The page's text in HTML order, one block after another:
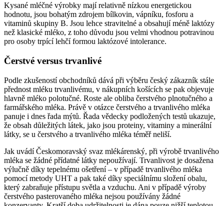
Kysané mléčné výrobky mají relativně nízkou energetickou
hodnotu, jsou bohatým zdrojem bílkovin, vápníku, fosforu a
vitaminů skupiny B. Jsou lehce stravitelné a obsahují méně laktózy
než klasické mléko, z toho důvodu jsou velmi vhodnou potravinou
pro osoby trpící lehčí formou laktózové intolerance.
Čerstvé versus trvanlivé
Podle zkušeností obchodníků dává při výběru český zákazník stále
přednost mléku trvanlivému, v nákupních košících se pak objevuje
hlavně mléko polotučné. Roste ale obliba čerstvého plnotučného a
farmářského mléka. Právě v otázce čerstvého a trvanlivého mléka
panuje i dnes řada mýtů. Řada vědecky podložených testů ukazuje,
že obsah důležitých látek, jako jsou proteiny, vitaminy a minerální
látky, se u čerstvého a trvanlivého mléka téměř neliší.
Jak uvádí Českomoravský svaz mlékárenský, při výrobě trvanlivého
mléka se žádné přídatné látky nepoužívají. Trvanlivost je dosažena
výlučně díky tepelnému ošetření – v případě trvanlivého mléka
pomocí metody UHT a pak také díky speciálnímu složení obalu,
který zabraňuje přístupu světla a vzduchu. Ani v případě výroby
čerstvého pasterovaného mléka nejsou používány žádné